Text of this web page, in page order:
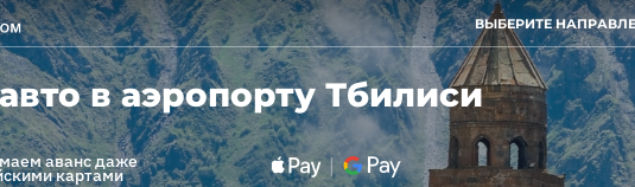
ВЫБЕРИТЕ
в аэропорту Тбилиси
аванс даже
картами